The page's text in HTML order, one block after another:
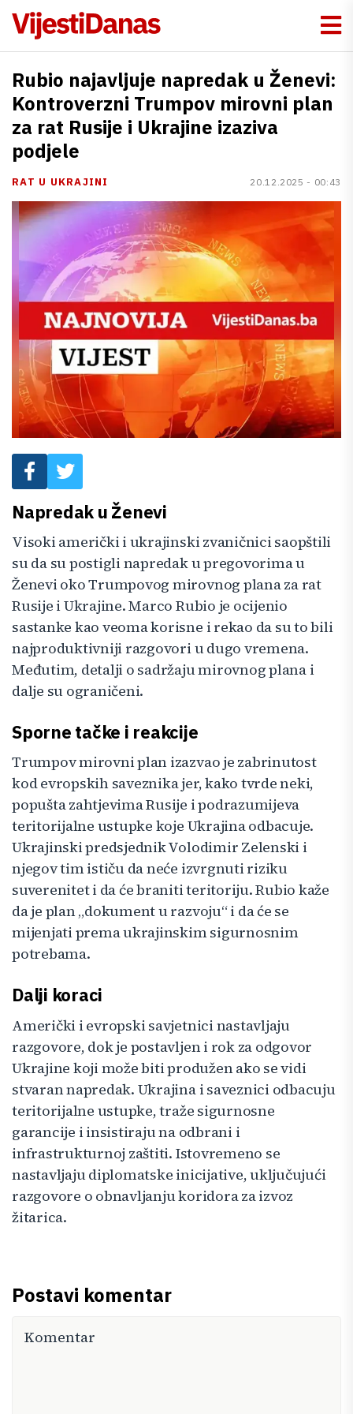
Rubio najavljuje napredak u Ženevi:
Kontroverzni Trumpov mirovni plan
za rat Rusije i Ukrajine izaziva
podjele
RAT U UKRAJINI 20.12.2025 - 00:43
Napredak u Ženevi
Visoki američki i ukrajinski zvaničnici saopštili
su da su postigli napredak u pregovorima u
Ženevi oko Trumpovog mirovnog plana za rat
Rusije i Ukrajine. Marco Rubio je ocijenio
sastanke kao veoma korisne i rekao da su to bili
najproduktivniji razgovori u dugo vremena.
Međutim, detalji o sadržaju mirovnog plana i
dalje su ograničeni.
Sporne tačke i reakcije
Trumpov mirovni plan izazvao je zabrinutost
kod evropskih saveznika jer, kako tvrde neki,
popušta zahtjevima Rusije i podrazumijeva
teritorijalne ustupke koje Ukrajina odbacuje.
Ukrajinski predsjednik Volodimir Zelenski i
njegov tim ističu da neće izvrgnuti riziku
suverenitet i da će braniti teritoriju. Rubio kaže
da je plan „dokument u razvoju“ i da će se
mijenjati prema ukrajinskim sigurnosnim
potrebama.
Dalji koraci
Američki i evropski savjetnici nastavljaju
razgovore, dok je postavljen i rok za odgovor
Ukrajine koji može biti produžen ako se vidi
stvaran napredak. Ukrajina i saveznici odbacuju
teritorijalne ustupke, traže sigurnosne
garancije i insistiraju na odbrani i
infrastrukturnoj zaštiti. Istovremeno se
nastavljaju diplomatske inicijative, uključujući
razgovore o obnavljanju koridora za izvoz
žitarica.
Postavi komentar